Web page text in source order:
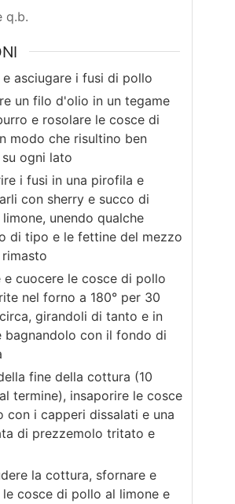
q.b.
e asciugare i fusi di pollo
un filo d'olio in un tegame
e rosolare le cosce di
modo che risultino ben
ogni lato
i fusi in una pirofila e
con sherry e succo di
unendo qualche
di tipo e le fettine del mezzo
e cuocere le cosce di pollo
nel forno a 180° per 30
girandoli di tanto e in
bagnandolo con il fondo di
fine della cottura (10
termine), insaporire le cosce
con i capperi dissalati e una
di prezzemolo tritato e
la cottura, sfornare e
le cosce di pollo al limone e